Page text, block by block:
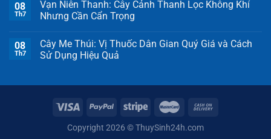
08
Th7
Vạn Niên Thanh: Cây Cảnh Thanh Lọc Không Khí
Nhưng Cần Cẩn Trọng
08
Th7
Cây Me Thúi: Vị Thuốc Dân Gian Quý Giá và Cách
Sử Dụng Hiệu Quả
Copyright 2026 ©ThuySinh24h.com